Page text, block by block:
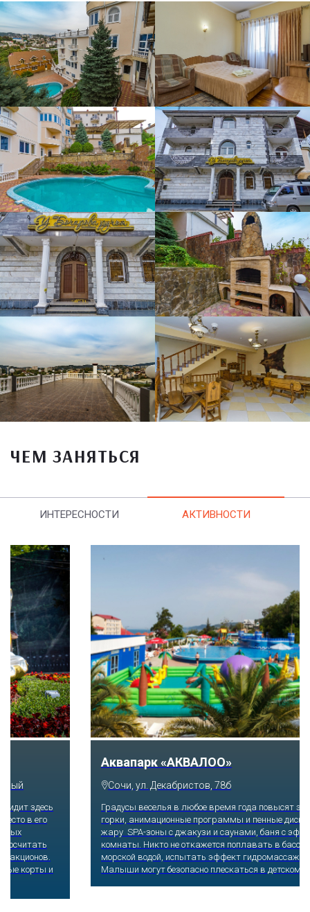
ЧЕМ ЗАНЯТЬСЯ
ИНТЕРЕСНОСТИ АКТИВНОСТИ
Аквапарк «АКВАЛОО»
Сочи, ул. Декабристов, 78б
Градусы веселья в любое время года повысят экстремальные
горки, анимационные программы и пенные дискотеки. Добавят
жару SPA-зоны с джакузи и саунами, баня с эффектом соляной
комнаты. Никто не откажется поплавать в бассейнах с теплой
морской водой, испытать эффект гидромассажных водопадов.
Малыши могут безопасно плескаться в детском бассейне.